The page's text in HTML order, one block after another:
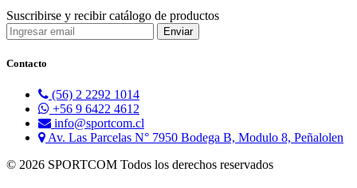
Suscribirse y recibir catálogo de productos
Contacto
(56) 2 2292 1014
+56 9 6422 4612
info@sportcom.cl
Av. Las Parcelas N° 7950 Bodega B, Modulo 8, Peñalolen
© 2026 SPORTCOM Todos los derechos reservados